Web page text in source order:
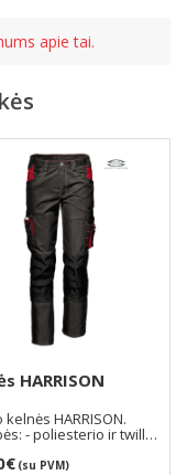
apie tai.
HARRISON
HARRISON.
ir twill
audi..
(su PVM)